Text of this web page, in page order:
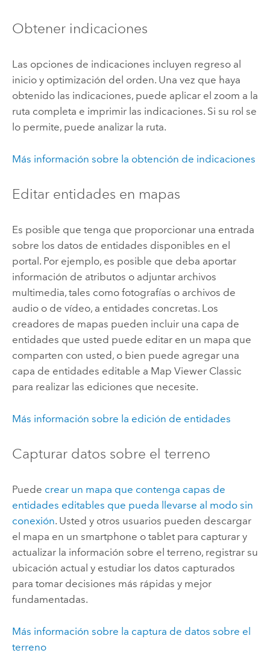
Obtener indicaciones
Las opciones de indicaciones incluyen regreso al
inicio y optimización del orden. Una vez que haya
obtenido las indicaciones, puede aplicar el zoom a la
ruta completa e imprimir las indicaciones. Si su rol se
lo permite, puede analizar la ruta.
Más información sobre la obtención de indicaciones
Editar entidades en mapas
Es posible que tenga que proporcionar una entrada
sobre los datos de entidades disponibles en el
portal. Por ejemplo, es posible que deba aportar
información de atributos o adjuntar archivos
multimedia, tales como fotografías o archivos de
audio o de vídeo, a entidades concretas. Los
creadores de mapas pueden incluir una capa de
entidades que usted puede editar en un mapa que
comparten con usted, o bien puede agregar una
capa de entidades editable a Map Viewer Classic
para realizar las ediciones que necesite.
Más información sobre la edición de entidades
Capturar datos sobre el terreno
Puede crear un mapa que contenga capas de
entidades editables que pueda llevarse al modo sin
conexión. Usted y otros usuarios pueden descargar
el mapa en un smartphone o tablet para capturar y
actualizar la información sobre el terreno, registrar su
ubicación actual y estudiar los datos capturados
para tomar decisiones más rápidas y mejor
fundamentadas.
Más información sobre la captura de datos sobre el
terreno